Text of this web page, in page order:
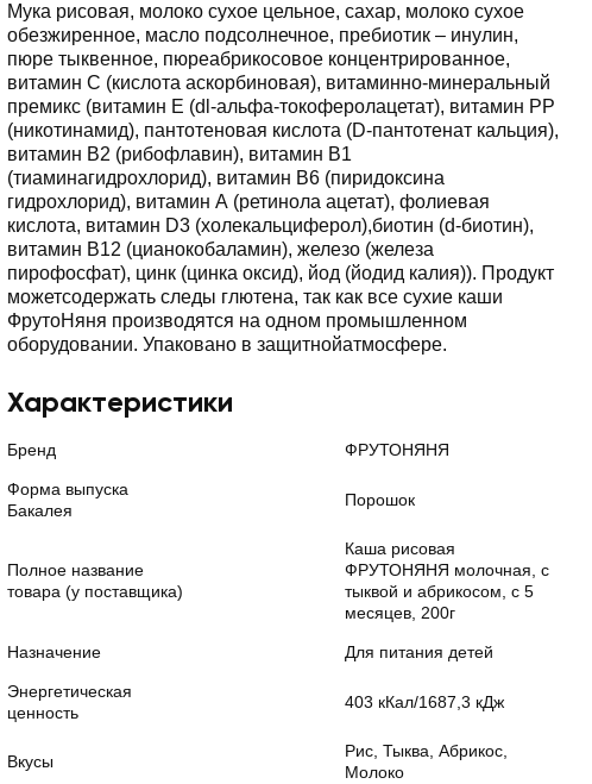
Мука рисовая, молоко сухое цельное, сахар, молоко сухое
обезжиренное, масло подсолнечное, пребиотик – инулин,
пюре тыквенное, пюреабрикосовое концентрированное,
витамин С (кислота аскорбиновая), витаминно-минеральный
премикс (витамин Е (dl-альфа-токоферолацетат), витамин РР
(никотинамид), пантотеновая кислота (D-пантотенат кальция),
витамин В2 (рибофлавин), витамин В1
(тиаминагидрохлорид), витамин В6 (пиридоксина
гидрохлорид), витамин А (ретинола ацетат), фолиевая
кислота, витамин D3 (холекальциферол),биотин (d-биотин),
витамин В12 (цианокобаламин), железо (железа
пирофосфат), цинк (цинка оксид), йод (йодид калия)). Продукт
можетсодержать следы глютена, так как все сухие каши
ФрутоНяня производятся на одном промышленном
оборудовании. Упаковано в защитнойатмосфере.
Характеристики
Бренд ФРУТОНЯНЯ
Форма выпуска
Бакалея
Порошок
Полное название
товара (у поставщика)
Каша рисовая
ФРУТОНЯНЯ молочная, с
тыквой и абрикосом, с 5
месяцев, 200г
Назначение Для питания детей
Энергетическая
ценность
403 кКал/1687,3 кДж
Вкусы
Рис, Тыква, Абрикос,
Молоко